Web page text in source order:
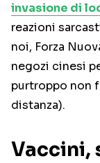
invasione di
reazioni
noi, Forza
negozi cinesi
purtroppo non
distanza).
Vaccini,